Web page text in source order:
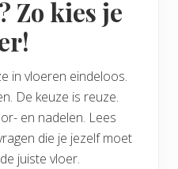
Zo kies je
in vloeren eindeloos.
De keuze is reuze.
en nadelen. Lees
die je jezelf moet
juiste vloer.